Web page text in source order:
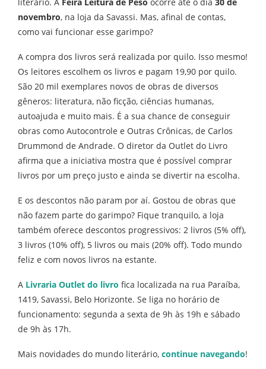
novembro, na loja da Savassi. Mas, afinal de contas,
como vai funcionar esse garimpo?
A compra dos livros será realizada por quilo. Isso mesmo!
Os leitores escolhem os livros e pagam 19,90 por quilo.
São 20 mil exemplares novos de obras de diversos
gêneros: literatura, não ficção, ciências humanas,
autoajuda e muito mais. É a sua chance de conseguir
obras como Autocontrole e Outras Crônicas, de Carlos
Drummond de Andrade. O diretor da Outlet do Livro
afirma que a iniciativa mostra que é possível comprar
livros por um preço justo e ainda se divertir na escolha.
E os descontos não param por aí. Gostou de obras que
não fazem parte do garimpo? Fique tranquilo, a loja
também oferece descontos progressivos: 2 livros (5% off),
3 livros (10% off), 5 livros ou mais (20% off). Todo mundo
feliz e com novos livros na estante.
A Livraria Outlet do livro fica localizada na rua Paraíba,
1419, Savassi, Belo Horizonte. Se liga no horário de
funcionamento: segunda a sexta de 9h às 19h e sábado
de 9h às 17h.
Mais novidades do mundo literário, continue navegando!